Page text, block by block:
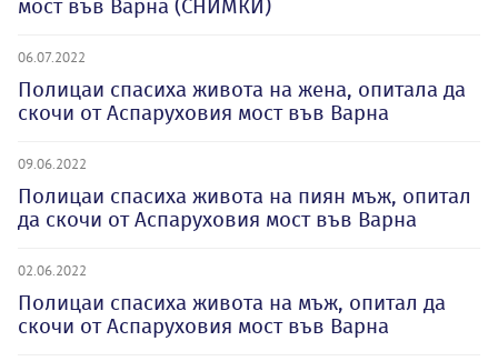
мост във Варна (СНИМКИ)
06.07.2022
Полицаи спасиха живота на жена, опитала да
скочи от Аспаруховия мост във Варна
09.06.2022
Полицаи спасиха живота на пиян мъж, опитал
да скочи от Аспаруховия мост във Варна
02.06.2022
Полицаи спасиха живота на мъж, опитал да
скочи от Аспаруховия мост във Варна